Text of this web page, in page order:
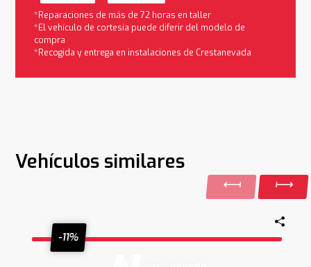
*Reparaciones de más de 72 horas en taller
*El vehículo de cortesía puede diferir del modelo de
compra
*Recogida y entrega en instalaciones de Crestanevada
Vehículos similares
-11%